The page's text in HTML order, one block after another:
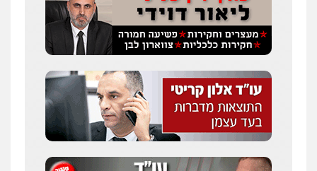
עו"ד שלומי שרון
פלילי צבאי מעצרים וחקירות
0547342002
עו"ד אלון קריטי
פלילי כלכלי אלימות סמים מעצרים
0525544654